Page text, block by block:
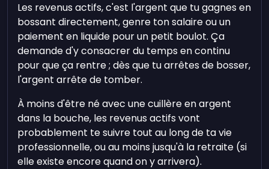
Les revenus actifs, c'est l'argent que tu gagnes en
bossant directement, genre ton salaire ou un
paiement en liquide pour un petit boulot. Ça
demande d'y consacrer du temps en continu
pour que ça rentre ; dès que tu arrêtes de bosser,
l'argent arrête de tomber.
À moins d'être né avec une cuillère en argent
dans la bouche, les revenus actifs vont
probablement te suivre tout au long de ta vie
professionnelle, ou au moins jusqu'à la retraite (si
elle existe encore quand on y arrivera).